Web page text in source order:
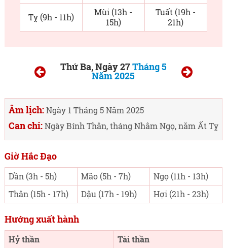
Tỵ (9h - 11h)
Mùi (13h -
15h)
Tuất (19h -
21h)
Thứ Ba, Ngày 27Tháng 5
Năm 2025
Âm lịch:Ngày 1 Tháng 5 Năm 2025
Can chi:Ngày Bính Thân, tháng Nhâm Ngọ, năm Ất Tỵ
Giờ Hắc Đạo
Dần (3h - 5h) Mão (5h - 7h)
Ngọ (11h - 13h)
Thân (15h - 17h)
Dậu (17h - 19h) Hợi (21h - 23h)
Hướng xuất hành
Hỷ thần
Tài thần